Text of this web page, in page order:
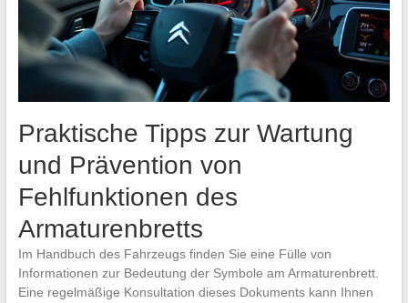
Praktische Tipps zur Wartung
und Prävention von
Fehlfunktionen des
Armaturenbretts
Im Handbuch des Fahrzeugs finden Sie eine Fülle von
Informationen zur Bedeutung der Symbole am Armaturenbrett.
Eine regelmäßige Konsultation dieses Dokuments kann Ihnen